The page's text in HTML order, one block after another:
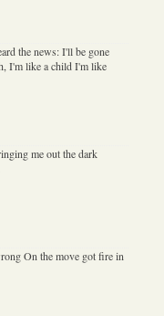
the news: I'll be gone
I'm like a child I'm like
me out the dark
On the move got fire in